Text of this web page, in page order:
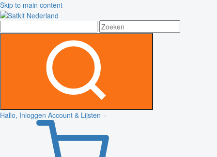
Skip to main content
Hallo, Inloggen Account & Lijsten